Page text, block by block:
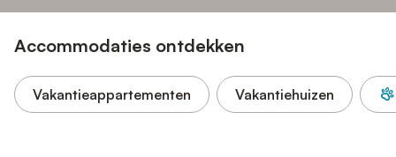
Accommodaties ontdekken
Vakantieappartementen Vakantiehuizen